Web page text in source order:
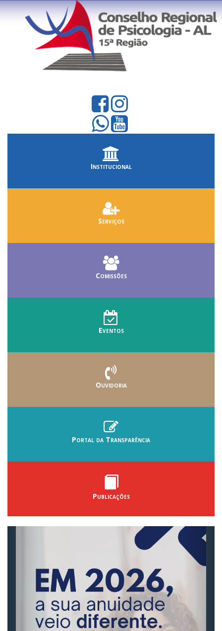
Institucional
Serviços
Comissões
Eventos
Ouvidoria
Portal da Transparência
Publicações